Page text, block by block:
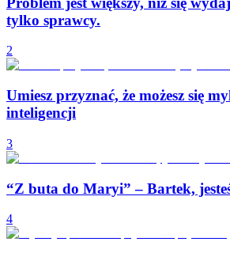
tylko sprawcy.
2
Umiesz przyznać, że możesz się
inteligencji
3
“Z buta do Maryi” – Bartek,
4